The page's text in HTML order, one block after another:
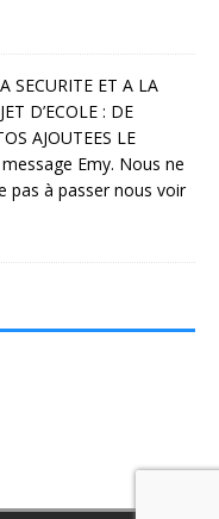
SECURITE ET A LA
D’ECOLE : DE
AJOUTEES LE
Emy. Nous ne
pas à passer nous voir